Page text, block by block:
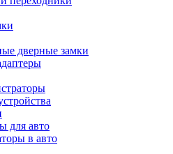
дверные замки
для авто
в авто